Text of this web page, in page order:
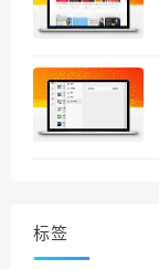
标签